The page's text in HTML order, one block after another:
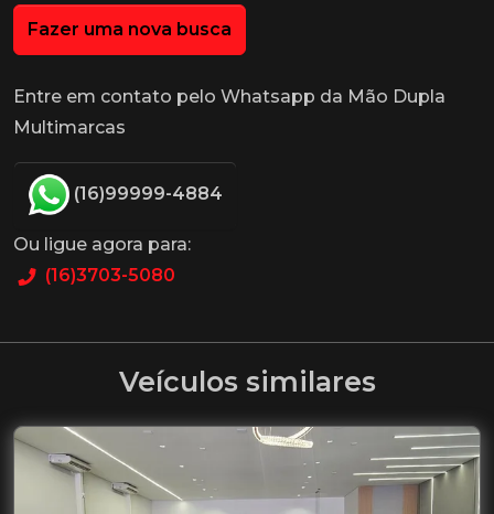
Fazer uma nova busca
Entre em contato pelo Whatsapp da Mão Dupla
Multimarcas
(16)99999-4884
Ou ligue agora para:
(16)3703-5080
Veículos similares